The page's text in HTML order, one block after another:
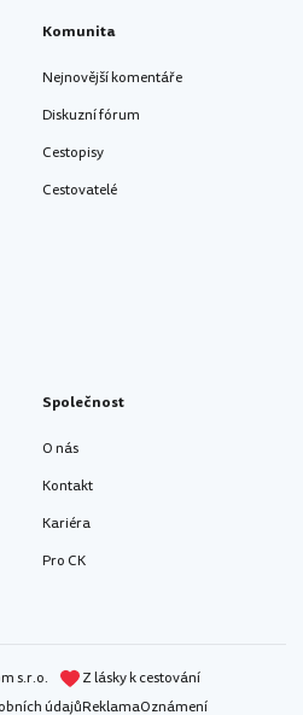
Komunita
Nejnovější komentáře
Diskuzní fórum
Cestopisy
Cestovatelé
Společnost
O nás
Kontakt
Kariéra
Pro CK
s.r.o.
Z lásky k cestování
údajůReklamaOznámení